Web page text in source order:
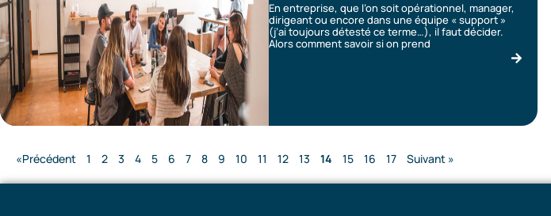
En entreprise, que l’on soit opérationnel, manager,
dirigeant ou encore dans une équipe « support »
(j’ai toujours détesté ce terme…), il faut décider.
Alors comment savoir si on prend
«Précédent 1 2 3 4 5 6 7 8 9 10 11 12 13 14 15 16 17 Suivant »